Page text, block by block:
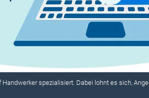
spezialisiert. Dabei lohnt es sich,